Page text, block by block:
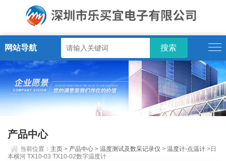
网站导航
产品中心
当前位置： 主页 > 产品中心 >温度测试及数采记录仪 >温度计-点温计 >日
本横河 TX10-03 TX10-02数字温度计